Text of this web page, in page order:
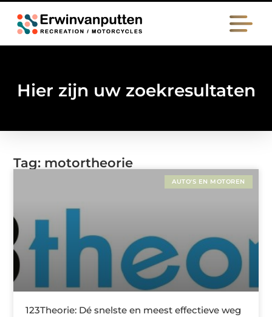
Hier zijn uw zoekresultaten
Tag: motortheorie
AUTO'S EN MOTOREN
123Theorie: Dé snelste en meest effectieve weg